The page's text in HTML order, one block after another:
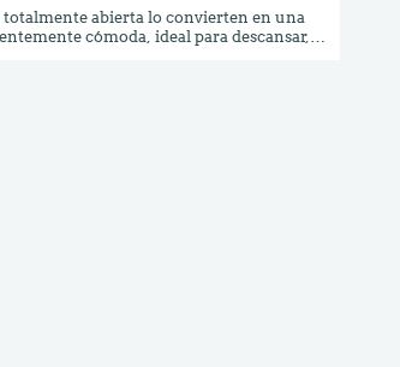
abierta lo convierten en una
cómoda, ideal para descansar,